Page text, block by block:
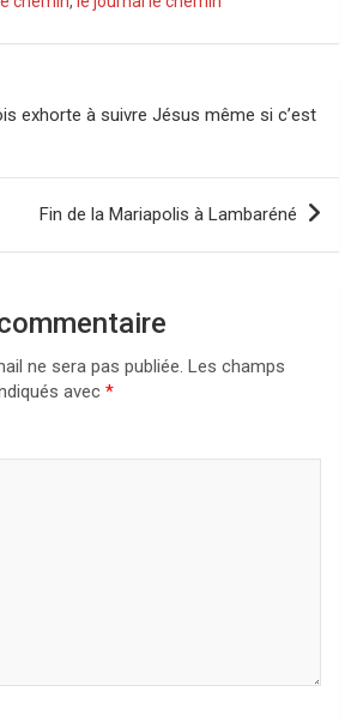
exhorte à suivre Jésus même si c’est
Fin de la Mariapolis à Lambaréné
ne sera pas publiée. Les champs
avec *